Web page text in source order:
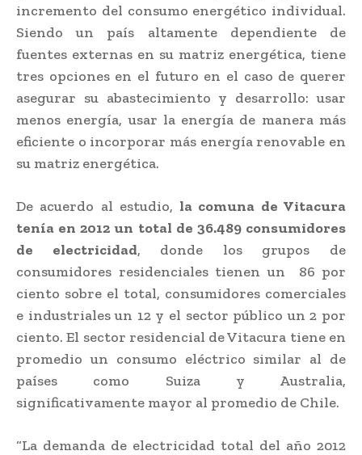
incremento del consumo energético individual.
Siendo un país altamente dependiente de
fuentes externas en su matriz energética, tiene
tres opciones en el futuro en el caso de querer
asegurar su abastecimiento y desarrollo: usar
menos energía, usar la energía de manera más
eficiente o incorporar más energía renovable en
su matriz energética.
De acuerdo al estudio, la comuna de Vitacura
tenía en 2012 un total de 36.489 consumidores
de electricidad, donde los grupos de
consumidores residenciales tienen un 86 por
ciento sobre el total, consumidores comerciales
e industriales un 12 y el sector público un 2 por
ciento. El sector residencial de Vitacura tiene en
promedio un consumo eléctrico similar al de
países como Suiza y Australia,
significativamente mayor al promedio de Chile.
“La demanda de electricidad total del año 2012